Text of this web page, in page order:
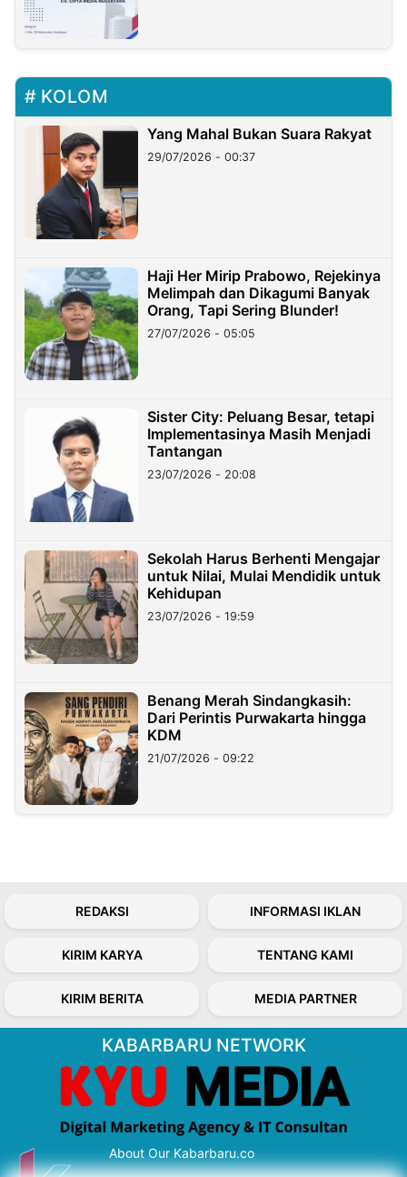
KOLOM
Yang Mahal Bukan Suara Rakyat
29/07/2026 - 00:37
Haji Her Mirip Prabowo, Rejekinya
Melimpah dan Dikagumi Banyak
Orang, Tapi Sering Blunder!
27/07/2026 - 05:05
Sister City: Peluang Besar, tetapi
Implementasinya Masih Menjadi
Tantangan
23/07/2026 - 20:08
Sekolah Harus Berhenti Mengajar
untuk Nilai, Mulai Mendidik untuk
Kehidupan
23/07/2026 - 19:59
Benang Merah Sindangkasih:
Dari Perintis Purwakarta hingga
KDM
21/07/2026 - 09:22
REDAKSI INFORMASI IKLAN
KIRIM KARYA TENTANG KAMI
KIRIM BERITA MEDIA PARTNER
KABARBARU NETWORK
About Our Kabarbaru.co